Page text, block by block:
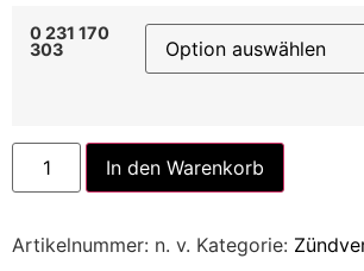
0 231 170
303
In den Warenkorb
Artikelnummer: n. v. Kategorie: